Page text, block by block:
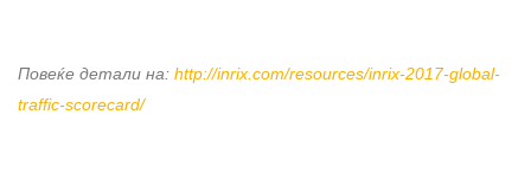
Повеќе детали на: http://inrix.com/resources/inrix-2017-global-
traffic-scorecard/